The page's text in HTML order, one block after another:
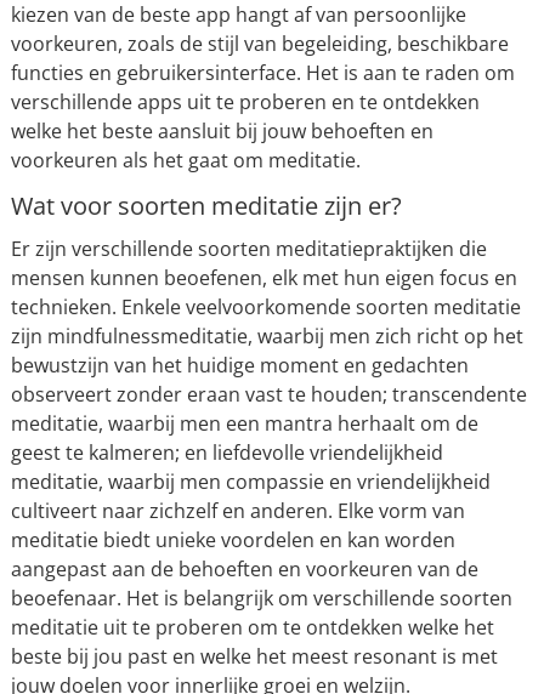
kiezen van de beste app hangt af van persoonlijke
voorkeuren, zoals de stijl van begeleiding, beschikbare
functies en gebruikersinterface. Het is aan te raden om
verschillende apps uit te proberen en te ontdekken
welke het beste aansluit bij jouw behoeften en
voorkeuren als het gaat om meditatie.
Wat voor soorten meditatie zijn er?
Er zijn verschillende soorten meditatiepraktijken die
mensen kunnen beoefenen, elk met hun eigen focus en
technieken. Enkele veelvoorkomende soorten meditatie
zijn mindfulnessmeditatie, waarbij men zich richt op het
bewustzijn van het huidige moment en gedachten
observeert zonder eraan vast te houden; transcendente
meditatie, waarbij men een mantra herhaalt om de
geest te kalmeren; en liefdevolle vriendelijkheid
meditatie, waarbij men compassie en vriendelijkheid
cultiveert naar zichzelf en anderen. Elke vorm van
meditatie biedt unieke voordelen en kan worden
aangepast aan de behoeften en voorkeuren van de
beoefenaar. Het is belangrijk om verschillende soorten
meditatie uit te proberen om te ontdekken welke het
beste bij jou past en welke het meest resonant is met
jouw doelen voor innerlijke groei en welzijn.